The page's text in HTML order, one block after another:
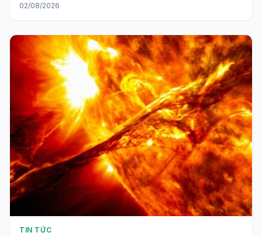
02/08/2026
TIN TỨC